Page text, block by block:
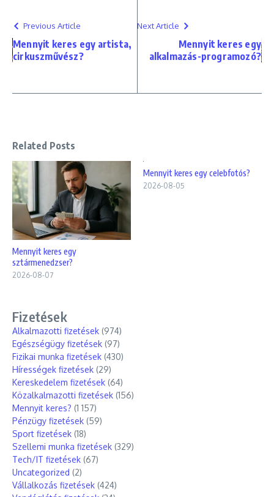
Previous Article
Mennyit keres egy artista,
cirkuszművész?
Next Article
Mennyit keres egy
alkalmazás-programozó?
Related Posts
Mennyit keres egy
sztármenedzser?
2026-08-07
Mennyit keres egy celebfotós?
2026-08-05
Fizetések
Alkalmazotti fizetések (974)
Egészségügy fizetések (97)
Fizikai munka fizetések (430)
Hírességek fizetések (29)
Kereskedelem fizetések (64)
Közalkalmazotti fizetések (156)
Mennyit keres? (1 157)
Pénzügy fizetések (59)
Sport fizetések (18)
Szellemi munka fizetések (329)
Tech/IT fizetések (67)
Uncategorized (2)
Vállalkozás fizetések (424)